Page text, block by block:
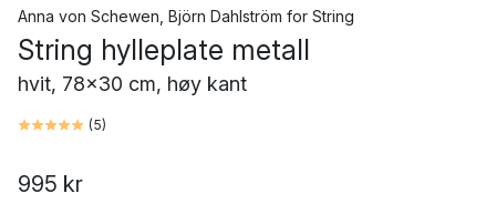
Anna von Schewen Björn Dahlström for String
String hylleplate metall
hvit, 78x30 cm, høy kant
(5)
995 kr